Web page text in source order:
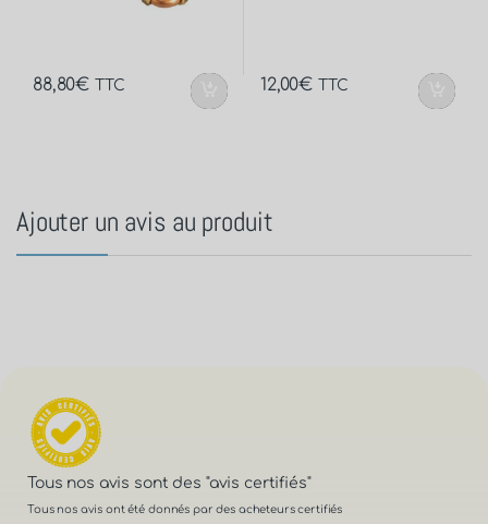
88,80€ TTC 12,00€ TTC
Ajouter un avis au produit
Tous nos avis sont des "avis certifiés"
Tous nos avis ont été donnés par des acheteurs certifiés